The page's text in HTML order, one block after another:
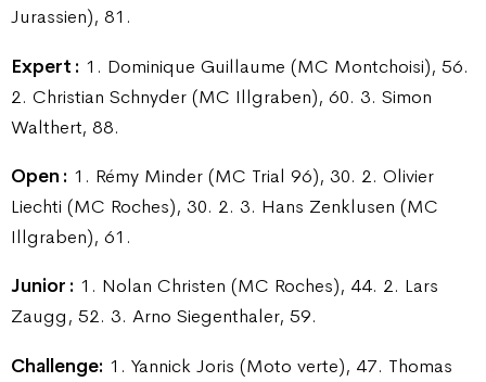
Jurassien), 81.
Expert : 1. Dominique Guillaume (MC Montchoisi), 56.
2. Christian Schnyder (MC Illgraben), 60. 3. Simon
Walthert, 88.
Open : 1. Rémy Minder (MC Trial 96), 30. 2. Olivier
Liechti (MC Roches), 30. 2. 3. Hans Zenklusen (MC
Illgraben), 61.
Junior : 1. Nolan Christen (MC Roches), 44. 2. Lars
Zaugg, 52. 3. Arno Siegenthaler, 59.
Challenge: 1. Yannick Joris (Moto verte), 47. Thomas